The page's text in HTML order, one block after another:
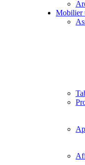
Mobilier